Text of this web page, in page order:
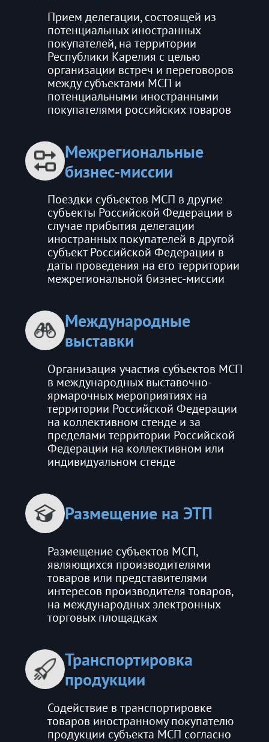
Прием делегации, состоящей из
потенциальных иностранных
покупателей, на территории
Республики Карелия с целью
организации встреч и переговоров
между субъектами МСП и
потенциальными иностранными
покупателями российских товаров
Межрегиональные
бизнес-миссии
Поездки субъектов МСП в другие
субъекты Российской Федерации в
случае прибытия делегации
иностранных покупателей в другой
субъект Российской Федерации в
даты проведения на его территории
межрегиональной бизнес-миссии
Международные
выставки
Организация участия субъектов МСП
в международных выставочно-
ярмарочных мероприятиях на
территории Российской Федерации
на коллективном стенде и за
пределами территории Российской
Федерации на коллективном или
индивидуальном стенде
Размещение на ЭТП
Размещение субъектов МСП,
являющихся производителями
товаров или представителями
интересов производителя товаров,
на международных электронных
торговых площадках
Транспортировка
продукции
Содействие в транспортировке
товаров иностранному покупателю
продукции субъекта МСП согласно